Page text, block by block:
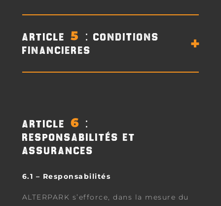
ARTICLE 5: Conditions
Financières
ARTICLE 6:
RESPONSABILITÉS ET
ASSURANCES
6.1 – Responsabilités
ALTERPARK s’efforce, dans la mesure du